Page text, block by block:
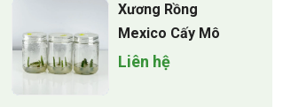
Xương Rồng
Mexico Cấy Mô
Liên hệ